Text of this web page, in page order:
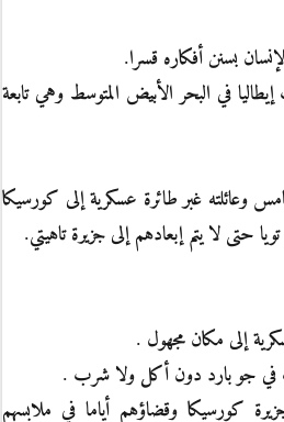
بسنن أفكاره قسرا.
في البحر الأبيض المتوسط وهي تابعة
وعائلته غبر طائرة عسكرية إلى كورسيكا
حتى لا يتم إبعادهم إلى جزيرة تاهيتي.
إلى مكان مجهول .
في جو بارد دون أكل ولا شرب .
كورسيكا وقضاؤهم أياما في ملابسهم